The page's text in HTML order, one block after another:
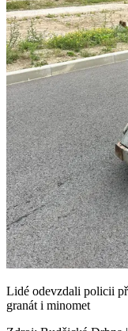
Lidé odevzdali policii
granát i minomet